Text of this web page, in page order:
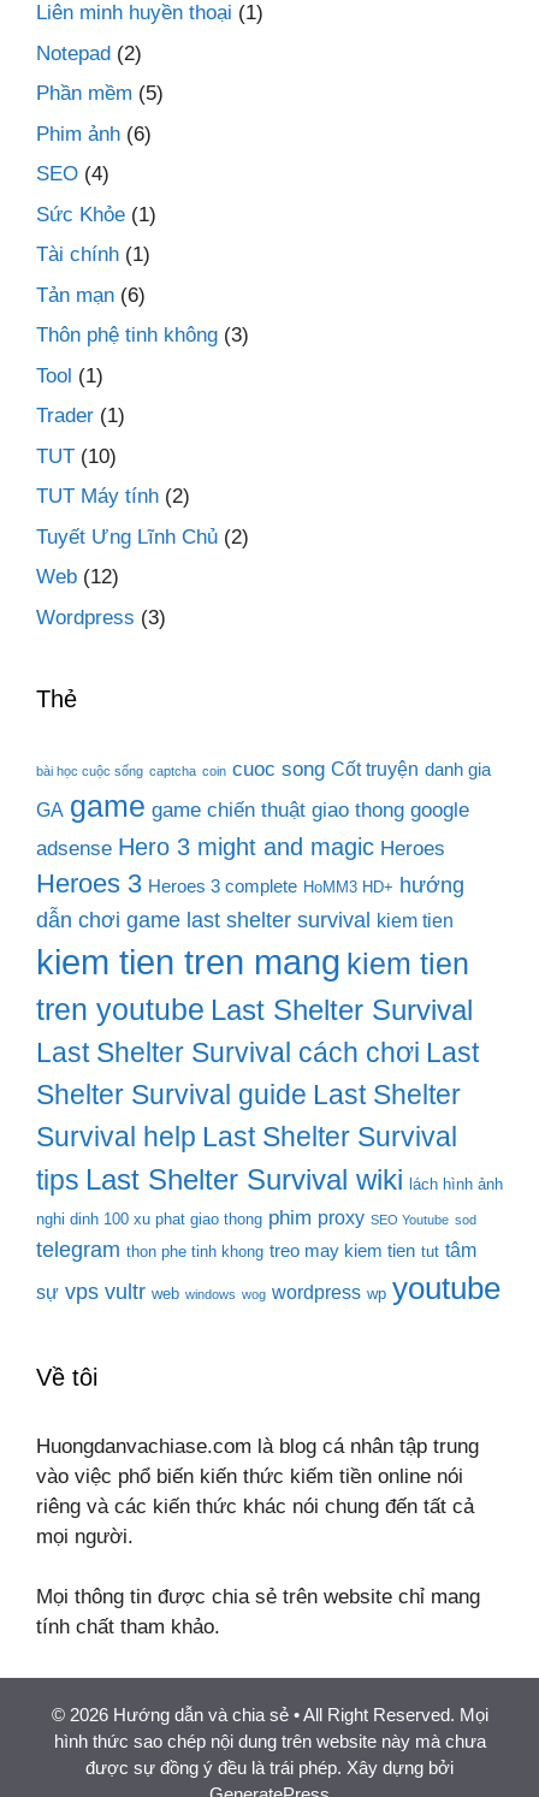
Liên minh huyền thoại (1)
Notepad (2)
Phần mềm (5)
Phim ảnh (6)
SEO (4)
Sức Khỏe (1)
Tài chính (1)
Tản mạn (6)
Thôn phệ tinh không (3)
Tool (1)
Trader (1)
TUT (10)
TUT Máy tính (2)
Tuyết Ưng Lĩnh Chủ (2)
Web (12)
Wordpress (3)
Thẻ
bài học cuộc sống captcha coin cuoc song Cốt truyện danh gia
GA game game chiến thuật giao thong google
adsense Hero 3 might and magic Heroes
Heroes 3 Heroes 3 complete HoMM3 HD+ hướng
dẫn chơi game last shelter survival kiem tien
kiem tien tren mang kiem tien
tren youtube Last Shelter Survival
Last Shelter Survival cách chơi Last
Shelter Survival guide Last Shelter
Survival help Last Shelter Survival
tips Last Shelter Survival wiki lách hình ảnh
nghi dinh 100 xu phat giao thong phim proxy SEO Youtube sod
telegram thon phe tinh khong treo may kiem tien tut tâm
sự vps vultr web windows wog wordpress wp youtube
Về tôi
Huongdanvachiase.com là blog cá nhân tập trung
vào việc phổ biến kiến thức kiếm tiền online nói
riêng và các kiến thức khác nói chung đến tất cả
mọi người.
Mọi thông tin được chia sẻ trên website chỉ mang
tính chất tham khảo.
© 2026 Hướng dẫn và chia sẻ• All Right Reserved. Mọi
hình thức sao chép nội dung trên website này mà chưa
được sự đồng ý đều là trái phép. Xây dựng bởi